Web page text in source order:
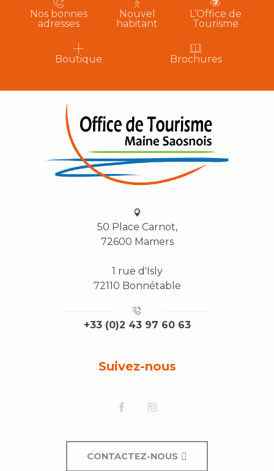
Nos bonnes
adresses
Nouvel
habitant
L’Office de
Tourisme
Boutique Brochures
50 Place Carnot,
72600 Mamers
1 rue d'Isly
72110 Bonnétable
+33 (0)2 43 97 60 63
Suivez-nous
CONTACTEZ-NOUS